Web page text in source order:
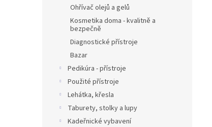
Ohřívač olejů a gelů
Kosmetika doma - kvalitně a
bezpečně
Diagnostické přístroje
Bazar
Pedikúra - přístroje
Použité přístroje
Lehátka, křesla
Taburety, stolky a lupy
Kadeřnické vybavení